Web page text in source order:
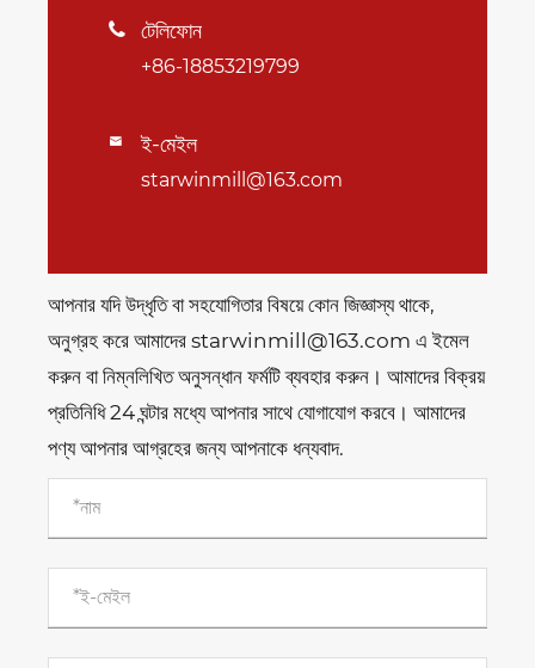
 টেলিফোন
+86-18853219799
 ই-মেইল
starwinmill@163.com
আপনার যদি উদ্ধৃতি বা সহযোগিতার বিষয়ে কোন জিজ্ঞাস্য থাকে,
অনুগ্রহ করে আমাদের starwinmill@163.com এ ইমেল
করুন বা নিম্নলিখিত অনুসন্ধান ফর্মটি ব্যবহার করুন। আমাদের বিক্রয়
প্রতিনিধি 24 ঘন্টার মধ্যে আপনার সাথে যোগাযোগ করবে। আমাদের
পণ্য আপনার আগ্রহের জন্য আপনাকে ধন্যবাদ.